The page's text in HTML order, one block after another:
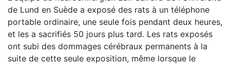
de Lund en Suède a exposé des rats à un téléphone
portable ordinaire, une seule fois pendant deux heures,
et les a sacrifiés 50 jours plus tard. Les rats exposés
ont subi des dommages cérébraux permanents à la
suite de cette seule exposition, même lorsque le